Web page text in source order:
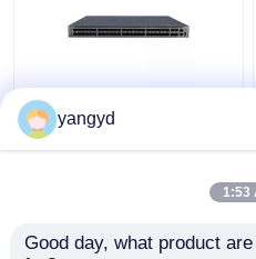
클라우드엔진 S5731 Ｈ
스위치 POE++ 44xGE
yangyd
1:53
Good day, what product